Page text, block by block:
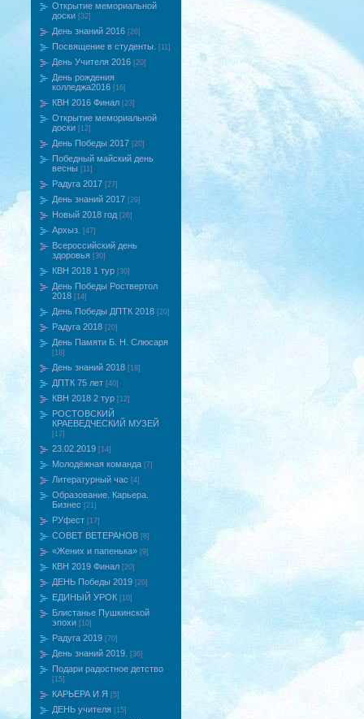
Открытие мемориальной
доски [32]
День знаний 2016 [26]
Посвящение в студенты. [11]
День Учителя 2016 [20]
День рождения
колледжа2016 [16]
КВН 2016 Финал [23]
Открытие мемориальной
доски [12]
День Победы 2017 [20]
Победный майский день
весны [11]
Радуга 2017 [27]
День знаний 2017 [29]
Новый 2018 год [26]
Архыз. [47]
Всероссийский день
здоровья [30]
КВН 2018 1 тур [30]
День Победы Роствертол
2018 [14]
День Победы ДПТК 2018 [20]
Радуга 2018 [20]
День Памяти Б. Н. Слюсаря
[18]
День знаний 2018 [18]
ДПТК 75 лет [40]
КВН 2018 2 тур [12]
РОСТОВСКИЙ
КРАЕВЕДЧЕСКИЙ МУЗЕЙ
[17]
23.02.2019 [14]
Молодёжная команда [7]
Литературный час [4]
Образование. Карьера.
Бизнес [21]
РУфест [17]
СОВЕТ ВЕТЕРАНОВ [8]
«Жених и папенька» [9]
КВН 2019 Финал [20]
ДЕНЬ Победы 2019 [20]
ЕДИНЫЙ УРОК [10]
Блистанье Пушкинской
эпохи [10]
Радуга 2019 [70]
День знаний 2019. [36]
Подари радостное детство
[15]
КАРЬЕРА И Я [5]
ДЕНЬ учителя [15]